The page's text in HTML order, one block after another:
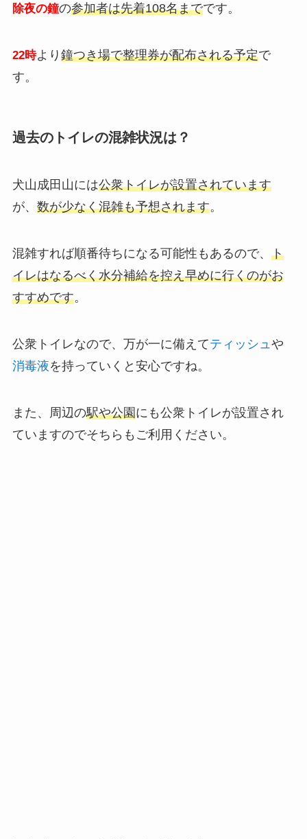
除夜の鐘の参加者は先着108名までです。
22時より 鐘つき場で整理券が配布される予定で
す。
過去のトイレの混雑状況は？
犬山成田山には公衆トイレが設置されています
が、 数が少なく混雑も予想されます。
混雑すれば順番待ちになる可能性もあるので、 ト
イレはなるべく水分補給を控え早めに行くのがお
すすめです。
公衆トイレなので、万が一に備えてティッシュ や
消毒液を持っていくと安心ですね。
また、周辺の駅や公園にも公衆トイレが設置され
ていますのでそちらもご利用ください。